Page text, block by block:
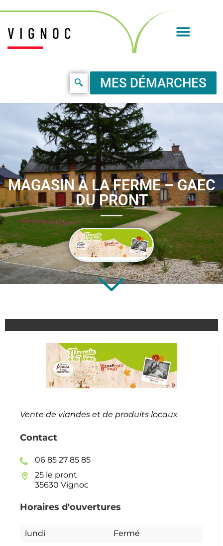
VIGNOC
MES DÉMARCHES
MAGASIN À LA FERME – GAEC
DU PRONT
Vente de viandes et de produits locaux
Contact
06 85 27 85 85
25 le pront
35630 Vignoc
Horaires d'ouvertures
lundi
Fermé